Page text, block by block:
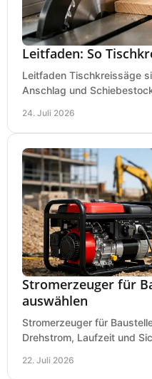
Leitfaden: So
Leitfaden Tischkreissäge
Anschlag und
24. Juli 2026
Stromerzeuger für
auswählen
Stromerzeuger für
Drehstrom, Laufzeit und
22. Juli 2026